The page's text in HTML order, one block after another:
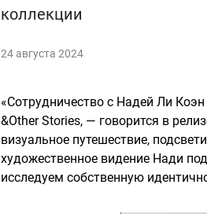
коллекции
24 августа 2024
«Сотрудничество с Надей Ли
&Other Stories, — говорится в
визуальное путешествие,
художественное видение Нади
исследуем собственную